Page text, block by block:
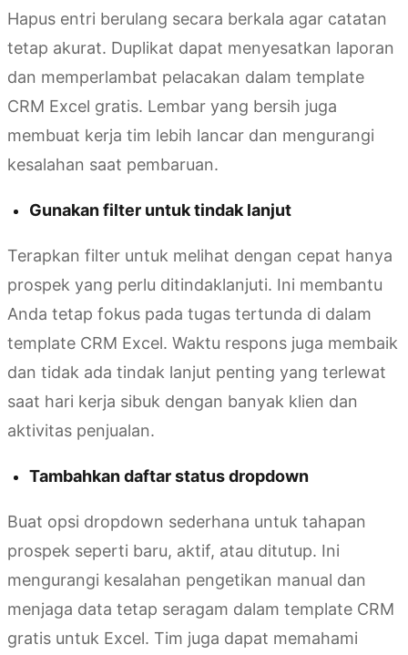
Hapus entri berulang secara berkala agar catatan
tetap akurat. Duplikat dapat menyesatkan laporan
dan memperlambat pelacakan dalam template
CRM Excel gratis. Lembar yang bersih juga
membuat kerja tim lebih lancar dan mengurangi
kesalahan saat pembaruan.
Gunakan filter untuk tindak lanjut
Terapkan filter untuk melihat dengan cepat hanya
prospek yang perlu ditindaklanjuti. Ini membantu
Anda tetap fokus pada tugas tertunda di dalam
template CRM Excel. Waktu respons juga membaik
dan tidak ada tindak lanjut penting yang terlewat
saat hari kerja sibuk dengan banyak klien dan
aktivitas penjualan.
Tambahkan daftar status dropdown
Buat opsi dropdown sederhana untuk tahapan
prospek seperti baru, aktif, atau ditutup. Ini
mengurangi kesalahan pengetikan manual dan
menjaga data tetap seragam dalam template CRM
gratis untuk Excel. Tim juga dapat memahami